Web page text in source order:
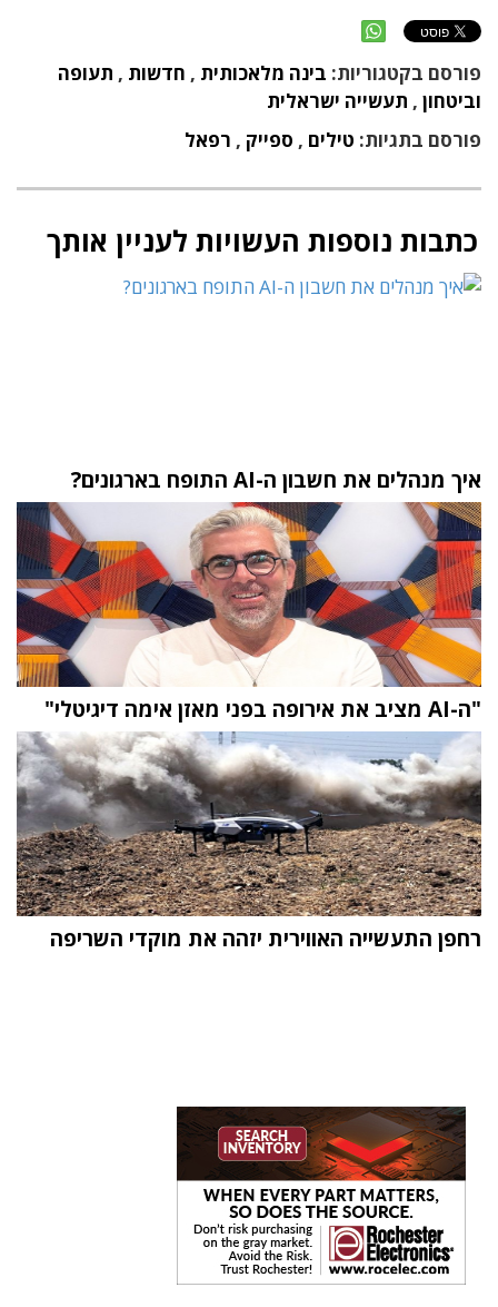
פורסם בקטגוריות: בינה מלאכותית , חדשות , תעופה
וביטחון , תעשייה ישראלית
פורסם בתגיות: טילים , ספייק , רפאל
כתבות נוספות העשויות לעניין אותך
איך מנהלים את חשבון ה-AI התופח בארגונים?
"ה-AI מציב את אירופה בפני מאזן אימה דיגיטלי"
רחפן התעשייה האווירית יזהה את מוקדי השריפה